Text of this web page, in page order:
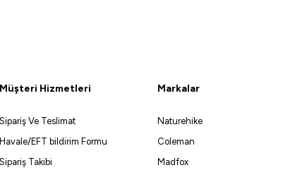
Müşteri Hizmetleri
Sipariş Ve Teslimat
Havale/EFT bildirim Formu
Sipariş Takibi
Markalar
Naturehike
Coleman
Madfox